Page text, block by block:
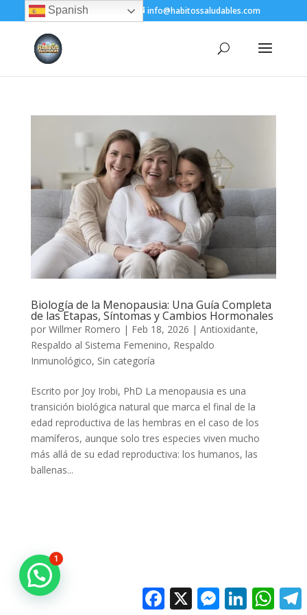
+(505) 8200-1450 info@habitossaludables.com
Biología de la Menopausia: Una Guía Completa
de las Etapas, Síntomas y Cambios Hormonales
por Willmer Romero | Feb 18, 2026 | Antioxidante,
Respaldo al Sistema Femenino, Respaldo
Inmunológico, Sin categoría
Escrito por Joy Irobi, PhD La menopausia es una
transición biológica natural que marca el final de la
edad reproductiva de las hembras en el caso de los
mamíferos, aunque solo tres especies viven mucho
más allá de su edad reproductiva: los humanos, las
ballenas...
Facebook Messenger
LinkedIn
Spanish
1